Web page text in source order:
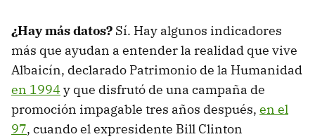
¿Hay más datos? Sí. Hay algunos indicadores
más que ayudan a entender la realidad que vive
Albaicín, declarado Patrimonio de la Humanidad
en 1994 y que disfrutó de una campaña de
promoción impagable tres años después, en el
97, cuando el expresidente Bill Clinton